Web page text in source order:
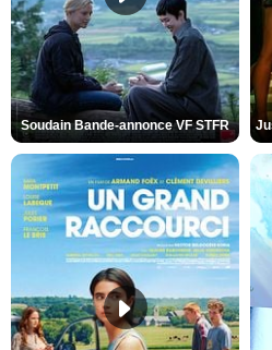
Soudain Bande-annonce VF STFR